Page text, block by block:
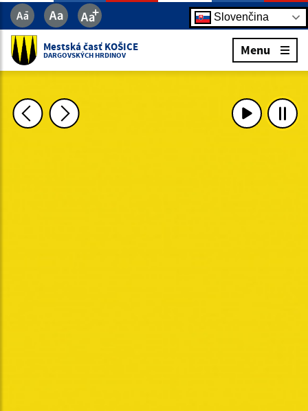
Slovenčina
Mestská časť KOŠICE
DARGOVSKÝCH HRDINOV Menu